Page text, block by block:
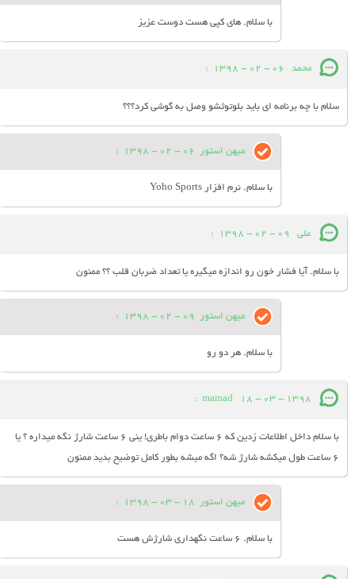
با سلام. های کپی هست دوست عزیز
محمد 06 - 02 - 1398
:
سلام با چه برنامه ای باید بلوتوثشو وصل به گوشی کرد؟؟؟
میهن استور 06 - 02 - 1398
:
با سلام. نرم افزار Yoho Sports
علی 09 - 02 - 1398
:
با سلام. آیا فشار خون رو اندازه میگیره یا تعداد ضربان قلب ؟؟ ممنون
میهن استور 09 - 02 - 1398
:
با سلام. هر دو رو
mamad 18 - 03 - 1398
:
با سلام داخل اطلاعات زدین که 6 ساعت دوام باطری! ینی 6 ساعت شارژ نگه میداره ؟ یا
6 ساعت طول میکشه شارژ شه؟ اگه میشه بطور کامل توضیح بدید ممنون
میهن استور 18 - 03 - 1398
:
با سلام. 6 ساعت نگهداری شارژش هست